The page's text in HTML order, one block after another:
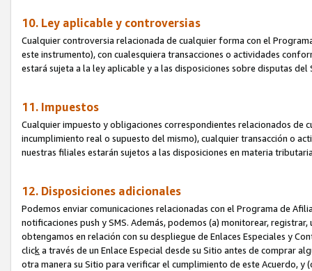
10. Ley aplicable y controversias
Cualquier controversia relacionada de cualquier forma con el
este instrumento), con cualesquiera transacciones o actividades
estará sujeta a la ley aplicable y a las disposiciones sobre disputas
11. Impuestos
Cualquier impuesto y obligaciones correspondientes relacionados de
incumplimiento real o supuesto del mismo), cualquier transacción o
nuestras filiales estarán sujetos a las disposiciones en materia
12. Disposiciones adicionales
Podemos enviar comunicaciones relacionadas con el Programa de
notificaciones push y SMS. Además, podemos (a) monitorear,
obtengamos en relación con su despliegue de Enlaces Especiales y
clicka través de un Enlace Especial desde su Sitio antes de comprar
otra manera su Sitio para verificar el cumplimiento de este Acuerdo,